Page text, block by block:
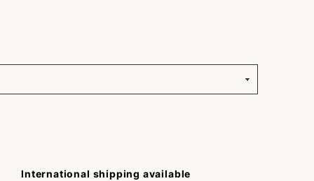
International shipping available